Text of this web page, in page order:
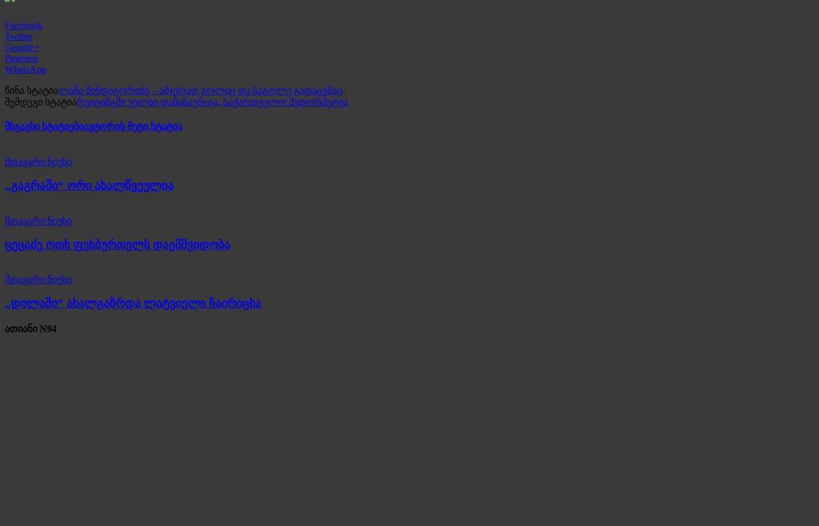
Facebook
Twitter
Google+
Pinterest
WhatsApp
წინა სტატიალაშა შინდაგორიძე – ამჯერად გოლიც და საგოლე გადაცემაც
შემდეგი სტატიარეიტინგში უელსი დაწინაურდა, საქართველო მეთორმეტეა
მსგავსი სტატიებიავტორის მეტი სტატია
მთავარი ნიუსი
„გაგრაში“ ორი ახალწვეულია
მთავარი ნიუსი
ცეცაძე ოთხ ფეხბურთელს დაემშვიდობა
მთავარი ნიუსი
„დილაში“ ახალგაზრდა ლატვიელი ჩაირიცხა
ათიანი N94